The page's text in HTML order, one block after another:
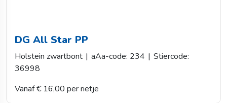
DG All Star PP
Holstein zwartbont | aAa-code: 234 | Stiercode:
36998
Vanaf € 16,00 per rietje